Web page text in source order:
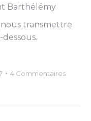
Barthélémy
transmettre
4 Commentaires